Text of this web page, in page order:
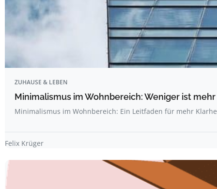
ZUHAUSE & LEBEN
Minimalismus im Wohnbereich: Weniger ist mehr
Minimalismus im Wohnbereich: Ein Leitfaden für mehr
Felix Krüger